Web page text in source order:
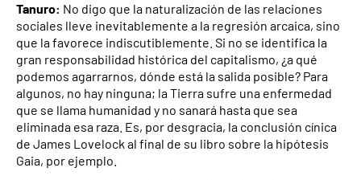
Tanuro: No digo que la naturalización de las relaciones
sociales lleve inevitablemente a la regresión arcaica, sino
que la favorece indiscutiblemente. Si no se identifica la
gran responsabilidad histórica del capitalismo, ¿a qué
podemos agarrarnos, dónde está la salida posible? Para
algunos, no hay ninguna; la Tierra sufre una enfermedad
que se llama humanidad y no sanará hasta que sea
eliminada esa raza. Es, por desgracia, la conclusión cínica
de James Lovelock al final de su libro sobre la hipótesis
Gaia, por ejemplo.